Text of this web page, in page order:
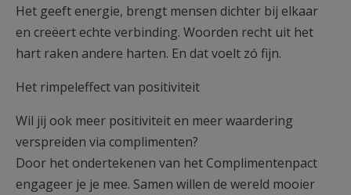
Het geeft energie, brengt mensen dichter bij elkaar
en creëert echte verbinding. Woorden recht uit het
hart raken andere harten. En dat voelt zó fijn.
Het rimpeleffect van positiviteit
Wil jij ook meer positiviteit en meer waardering
verspreiden via complimenten?
Door het ondertekenen van het Complimentenpact
engageer je je mee. Samen willen de wereld mooier